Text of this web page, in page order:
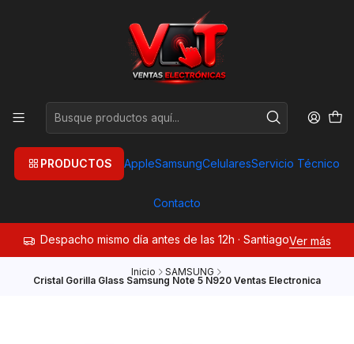
PRODUCTOS AppleSamsungCelularesServicio Técnico
Contacto
Despacho mismo día antes de las 12h · SantiagoVer más
Inicio SAMSUNG
Cristal Gorilla Glass Samsung Note 5 N920 Ventas Electronica